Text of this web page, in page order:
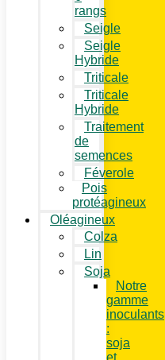
rangs
Seigle
Seigle
Hybride
Triticale
Triticale
Hybride
Traitement
de
semences
Féverole
Pois
protéagineux
Oléagineux
Colza
Lin
Soja
Notre
gamme
inoculants
:
soja
et